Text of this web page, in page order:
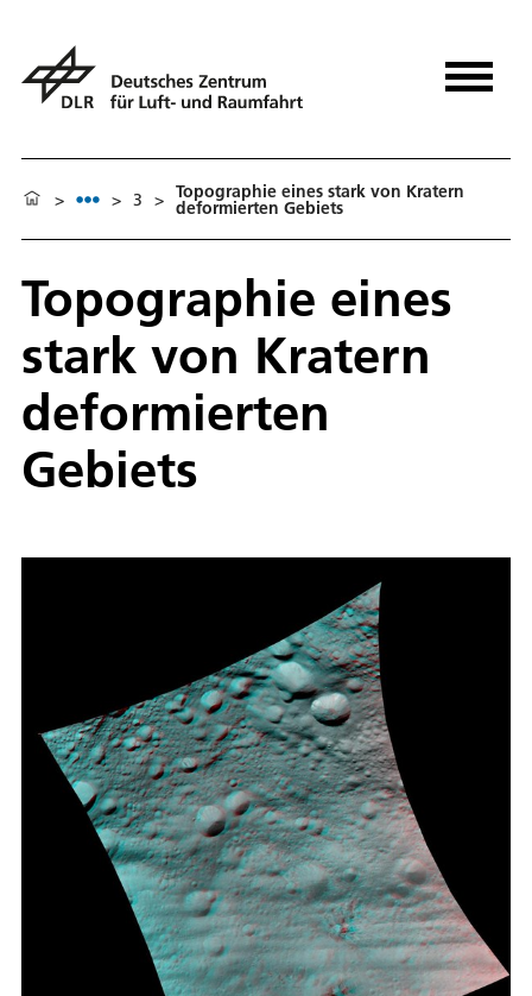
> > 3 > Topographie eines stark von Kratern
deformierten Gebiets
Topographie eines
stark von Kratern
deformierten
Gebiets